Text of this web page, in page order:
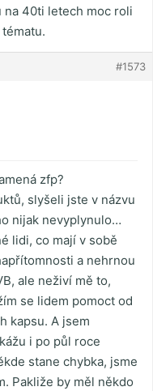
na 40ti letech moc roli
#1573
zfp?
slyšeli jste v názvu
nijak nevyplynulo…
lidi, co mají v sobě
a nehrnou
ale neživí mě to,
se lidem pomoct od
kapsu. A jsem
i po půl roce
stane chybka, jsme
Pakliže by měl někdo